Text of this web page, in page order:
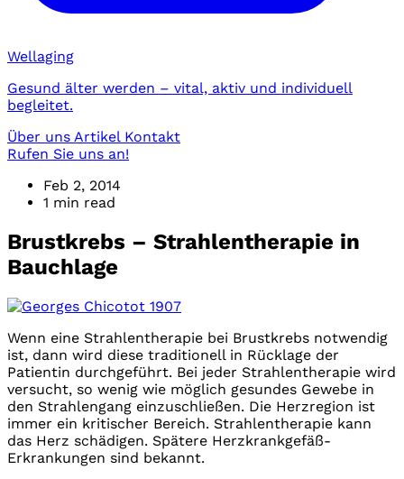
Wellaging
Gesund älter werden – vital, aktiv und individuell
begleitet.
Über uns Artikel Kontakt
Rufen Sie uns an!
Feb 2, 2014
1 min read
Brustkrebs – Strahlentherapie in
Bauchlage
Wenn eine Strahlentherapie bei Brustkrebs notwendig
ist, dann wird diese traditionell in Rücklage der
Patientin durchgeführt. Bei jeder Strahlentherapie wird
versucht, so wenig wie möglich gesundes Gewebe in
den Strahlengang einzuschließen. Die Herzregion ist
immer ein kritischer Bereich. Strahlentherapie kann
das Herz schädigen. Spätere Herzkrankgefäß-
Erkrankungen sind bekannt.